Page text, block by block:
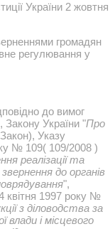
України 2 жовтня
громадян
регулювання у
до вимог
Закону України "Про
Указу
№ 109( 109/2008 )
реалізації та
до органів
",
квітня 1997 року №
з діловодства за
влади і місцевого